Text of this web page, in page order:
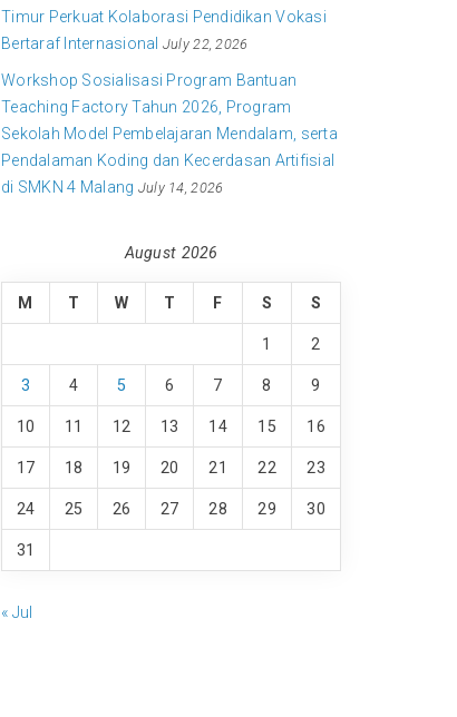
Timur Perkuat Kolaborasi Pendidikan Vokasi
Bertaraf Internasional July 22, 2026
Workshop Sosialisasi Program Bantuan
Teaching Factory Tahun 2026, Program
Sekolah Model Pembelajaran Mendalam, serta
Pendalaman Koding dan Kecerdasan Artifisial
di SMKN 4 Malang July 14, 2026
August 2026
M T W T F S S
1 2
3 4 5 6 7 8 9
10 11 12 13 14 15 16
17 18 19 20 21 22 23
24 25 26 27 28 29 30
31
« Jul